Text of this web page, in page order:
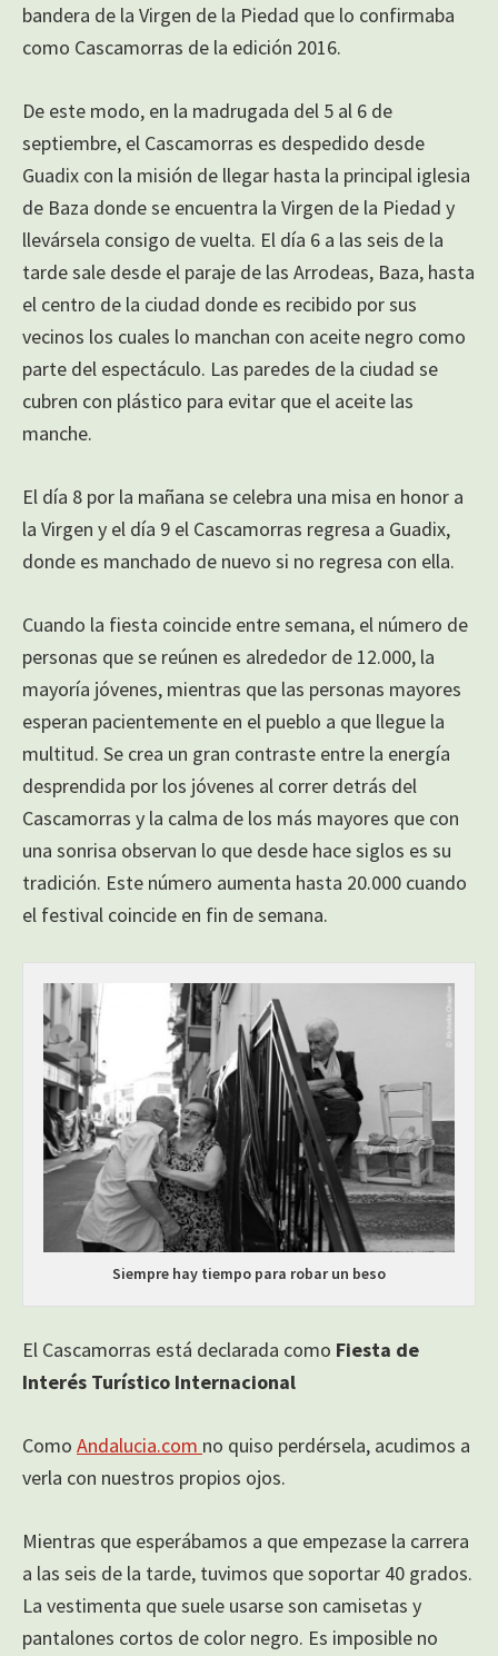
bandera de la Virgen de la Piedad que lo confirmaba
como Cascamorras de la edición 2016.
De este modo, en la madrugada del 5 al 6 de
septiembre, el Cascamorras es despedido desde
Guadix con la misión de llegar hasta la principal iglesia
de Baza donde se encuentra la Virgen de la Piedad y
llevársela consigo de vuelta. El día 6 a las seis de la
tarde sale desde el paraje de las Arrodeas, Baza, hasta
el centro de la ciudad donde es recibido por sus
vecinos los cuales lo manchan con aceite negro como
parte del espectáculo. Las paredes de la ciudad se
cubren con plástico para evitar que el aceite las
manche.
El día 8 por la mañana se celebra una misa en honor a
la Virgen y el día 9 el Cascamorras regresa a Guadix,
donde es manchado de nuevo si no regresa con ella.
Cuando la fiesta coincide entre semana, el número de
personas que se reúnen es alrededor de 12.000, la
mayoría jóvenes, mientras que las personas mayores
esperan pacientemente en el pueblo a que llegue la
multitud. Se crea un gran contraste entre la energía
desprendida por los jóvenes al correr detrás del
Cascamorras y la calma de los más mayores que con
una sonrisa observan lo que desde hace siglos es su
tradición. Este número aumenta hasta 20.000 cuando
el festival coincide en fin de semana.
Siempre hay tiempo para robar un beso
El Cascamorras está declarada como Fiesta de
Interés Turístico Internacional
Como Andalucia.com no quiso perdérsela, acudimos a
verla con nuestros propios ojos.
Mientras que esperábamos a que empezase la carrera
a las seis de la tarde, tuvimos que soportar 40 grados.
La vestimenta que suele usarse son camisetas y
pantalones cortos de color negro. Es imposible no